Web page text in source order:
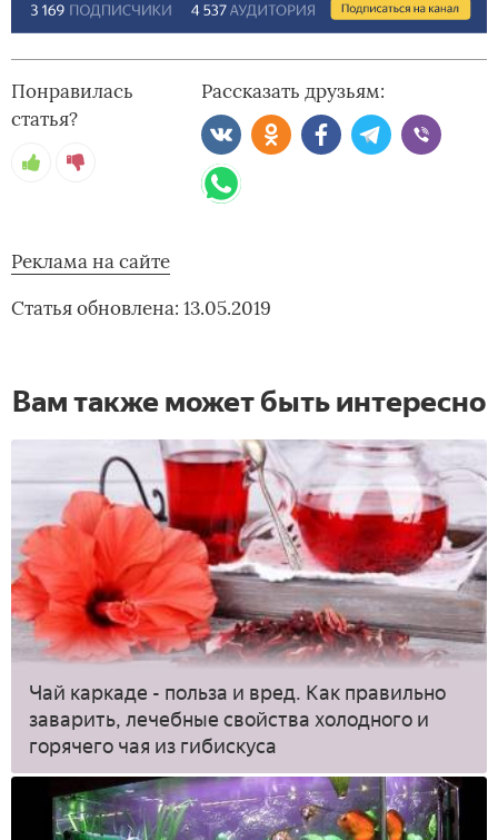
Понравилась
статья?
Рассказать друзьям:
Реклама на сайте
Статья обновлена: 13.05.2019
Вам также может быть интересно
Чай каркаде - польза и вред. Как правильно
заварить, лечебные свойства холодного и
горячего чая из гибискуса